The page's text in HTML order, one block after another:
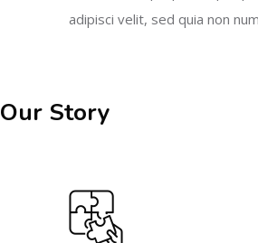
adipisci velit, sed quia non
Our Story